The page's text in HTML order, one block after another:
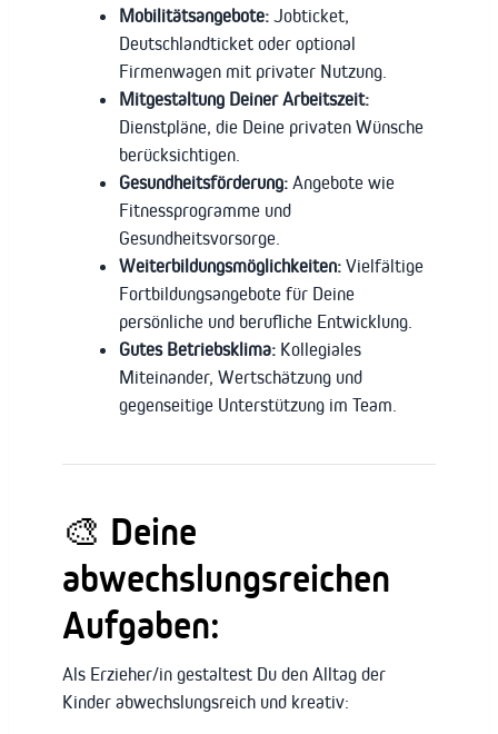
Mobilitätsangebote: Jobticket,
Deutschlandticket oder optional
Firmenwagen mit privater Nutzung.
Mitgestaltung Deiner Arbeitszeit:
Dienstpläne, die Deine privaten Wünsche
berücksichtigen.
Gesundheitsförderung: Angebote wie
Fitnessprogramme und
Gesundheitsvorsorge.
Weiterbildungsmöglichkeiten: Vielfältige
Fortbildungsangebote für Deine
persönliche und berufliche Entwicklung.
Gutes Betriebsklima: Kollegiales
Miteinander, Wertschätzung und
gegenseitige Unterstützung im Team.
🎨 Deine
abwechslungsreichen
Aufgaben:
Als Erzieher/in gestaltest Du den Alltag der
Kinder abwechslungsreich und kreativ: